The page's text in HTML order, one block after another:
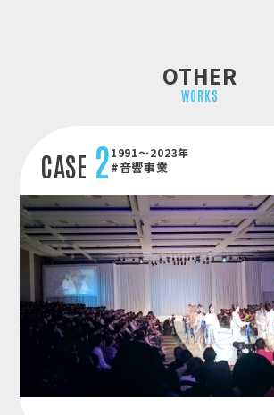
OTHER
WORKS
CASE 21991～2023年
#音響事業